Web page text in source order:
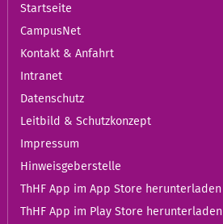
Startseite
CampusNet
Kontakt & Anfahrt
Intranet
Datenschutz
Leitbild & Schutzkonzept
Impressum
Hinweisgeberstelle
ThHF App im App Store herunterladen
ThHF App im Play Store herunterladen